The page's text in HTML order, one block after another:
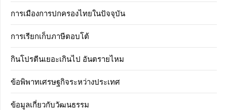
การเมืองการปกครองไทยในปัจจุบัน
การเรียกเก็บภาษีตอบโต้
กินโปรตีนเยอะเกินไป อันตรายไหม
ข้อพิพาทเศรษฐกิจระหว่างประเทศ
ข้อมูลเกี่ยวกับวัฒนธรรม